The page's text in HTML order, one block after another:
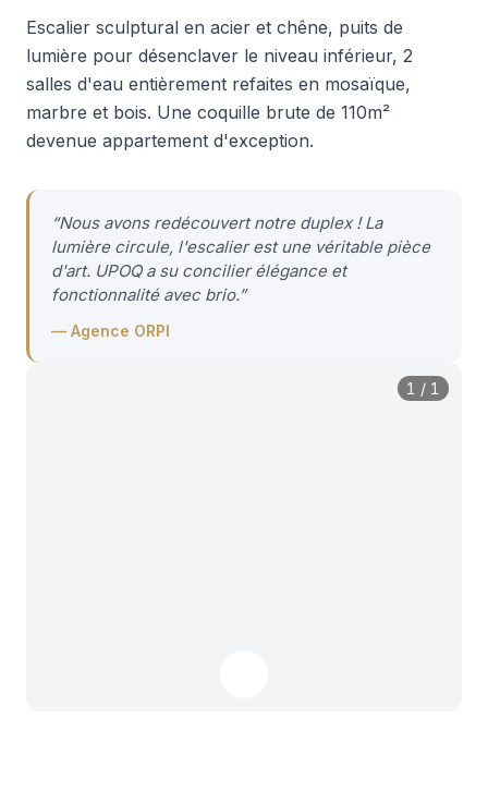
Escalier sculptural en acier et chêne, puits de
lumière pour désenclaver le niveau inférieur, 2
salles d'eau entièrement refaites en mosaïque,
marbre et bois. Une coquille brute de 110m²
devenue appartement d'exception.
“Nous avons redécouvert notre duplex ! La
lumière circule, l'escalier est une véritable pièce
d'art. UPOQ a su concilier élégance et
fonctionnalité avec brio.”
— Agence ORPI
1 / 1